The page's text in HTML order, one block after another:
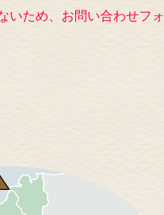
いため、お問い合わせフォ